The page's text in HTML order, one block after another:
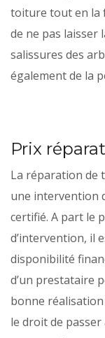
toiture tout en la
de ne pas
salissures des
également de la
Prix
La réparation de
une intervention
certifié. A part le
d’intervention, il
disponibilité
d’un prestataire
bonne
le droit de passer